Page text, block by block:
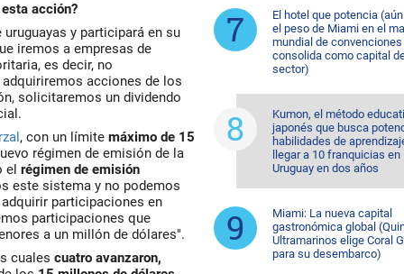
acción?
y participará en su
iremos a empresas de
es decir, no
acciones de los
solicitaremos un dividendo
, con un límite máximo de 15
régimen de emisión de la
el régimen de emisión
este sistema y no podemos
participaciones en
participaciones que
a un millón de dólares".
cuales cuatro avanzaron,
El hotel que potencia
el peso de Miami en el
mundial de convenciones
consolida como capital
sector)
Kumon, el método
japonés que busca
habilidades de
llegar a 10 franquicias en
Uruguay en dos años
Miami: La nueva capital
gastronómica global
Ultramarinos elige Coral
para su desembarco)